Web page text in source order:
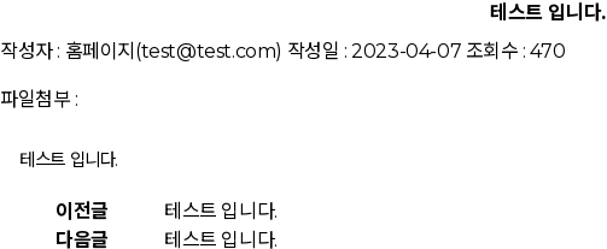
테스트 입니다.
작성자 : 홈페이지(test@test.com) 작성일 : 2023-04-07 조회수 : 470
파일첨부 :
테스트 입니다.
이전글
테스트 입니다.
다음글
테스트 입니다.